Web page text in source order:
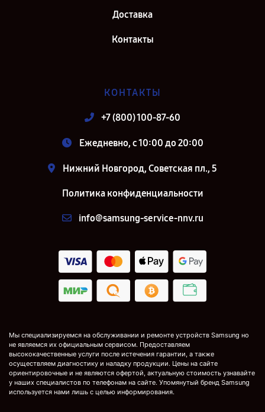
Доставка
Контакты
КОНТАКТЫ
+7 (800) 100-87-60
Ежедневно, с 10:00 до 20:00
Нижний Новгород, Советская пл., 5
Политика конфиденциальности
info@samsung-service-nnv.ru
Мы специализируемся на обслуживании и ремонте устройств Samsung но
не являемся их официальным сервисом. Предоставляем
высококачественные услуги после истечения гарантии, а также
осуществляем диагностику и наладку продукции. Цены на сайте
ориентировочные и не являются офертой, актуальную стоимость узнавайте
у наших специалистов по телефонам на сайте. Упомянутый бренд Samsung
используется нами лишь с целью информирования.